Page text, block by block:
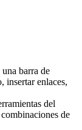
barra de
insertar enlaces,
del
de